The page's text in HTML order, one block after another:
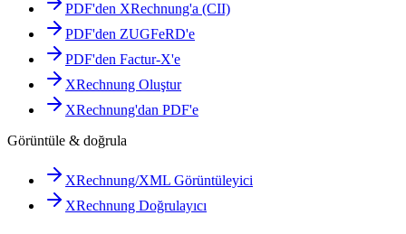
PDF'den XRechnung'a (CII)
PDF'den ZUGFeRD'e
PDF'den Factur-X'e
XRechnung Oluştur
XRechnung'dan PDF'e
Görüntüle & doğrula
XRechnung/XML Görüntüleyici
XRechnung Doğrulayıcı